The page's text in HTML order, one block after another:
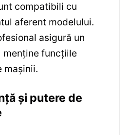
compatibili cu
aferent modelului.
asigură un
funcțiile
mașinii.
și putere de